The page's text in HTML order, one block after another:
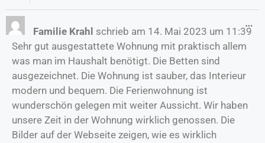
Familie Krahl schrieb am 14. Mai 2023 um 11:39
Sehr gut ausgestattete Wohnung mit praktisch allem
was man im Haushalt benötigt. Die Betten sind
ausgezeichnet. Die Wohnung ist sauber, das Interieur
modern und bequem. Die Ferienwohnung ist
wunderschön gelegen mit weiter Aussicht. Wir haben
unsere Zeit in der Wohnung wirklich genossen. Die
Bilder auf der Webseite zeigen, wie es wirklich
…